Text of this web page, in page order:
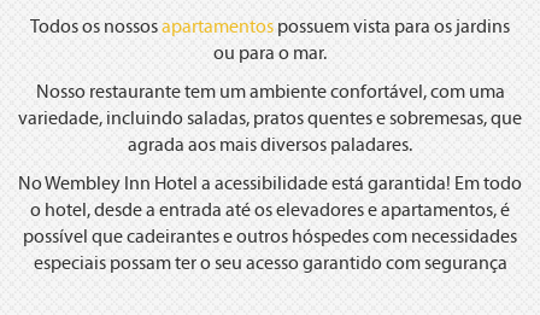
Todos os nossosapartamentos possuem vista para os jardins
ou para o mar.
Nosso restaurante tem um ambiente confortável, com uma
variedade, incluindo saladas, pratos quentes e sobremesas, que
agrada aos mais diversos paladares.
No Wembley Inn Hotel a acessibilidade está garantida! Em todo
o hotel, desde a entrada até os elevadores e apartamentos, é
possível que cadeirantes e outros hóspedes com necessidades
especiais possam ter o seu acesso garantido com segurança